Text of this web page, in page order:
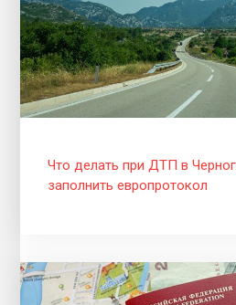
Что делать при ДТП в
заполнить европротокол